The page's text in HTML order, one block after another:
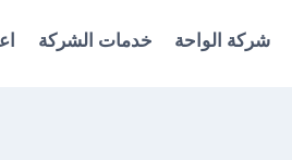
شركة الواحة خدمات الشركة